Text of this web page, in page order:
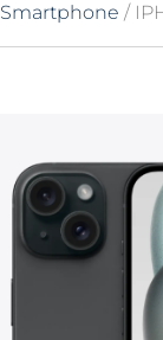
Smartphone /